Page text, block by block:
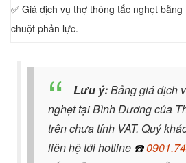
✅ Giá dịch vụ thợ thông tắc nghẹt bằng
chuột phản lực.
Lưu ý:Bảng giá dịch
nghẹt tại Bình Dương của
trên chưa tính VAT. Quý
liên hệ tới hotline ☎️